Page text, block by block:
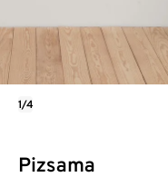
Pizsama
1/4